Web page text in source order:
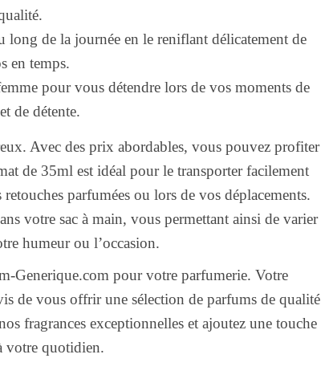
long de la journée en le reniflant délicatement de
en temps.
pour vous détendre lors de vos moments de
de détente.
Avec des prix abordables, vous pouvez profiter
de 35ml est idéal pour le transporter facilement
parfumées ou lors de vos déplacements.
votre sac à main, vous permettant ainsi de varier
humeur ou l’occasion.
Generique.com pour votre parfumerie. Votre
de vous offrir une sélection de parfums de qualité
fragrances exceptionnelles et ajoutez une touche
votre quotidien.